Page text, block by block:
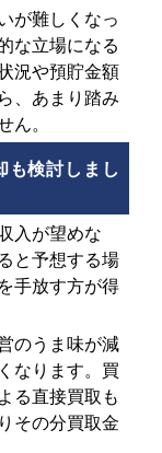
が難しくなっ
な立場になる
況や預貯金額
、あまり踏み
。
も検討しまし
入が望めな
と予想する場
手放す方が得
のうま味が減
なります。買
る直接買取も
その分買取金